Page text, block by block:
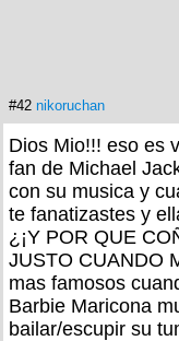
#42 nikoruchan
Dios Mio!!! eso es
fan de Michael
con su musica y
te fanatizastes y
¿¡Y POR QUE
JUSTO CUANDO
mas famosos
Barbie Maricona
bailar/escupir su